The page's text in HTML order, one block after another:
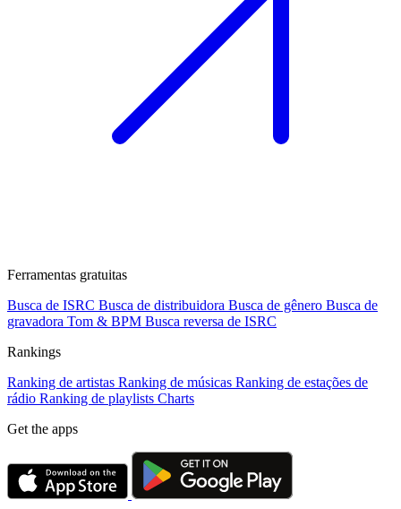
Ferramentas gratuitas
Busca de ISRC Busca de distribuidora Busca de gênero Busca de
gravadora Tom & BPM Busca reversa de ISRC
Rankings
Ranking de artistas Ranking de músicas Ranking de estações de
rádio Ranking de playlists Charts
Get the apps